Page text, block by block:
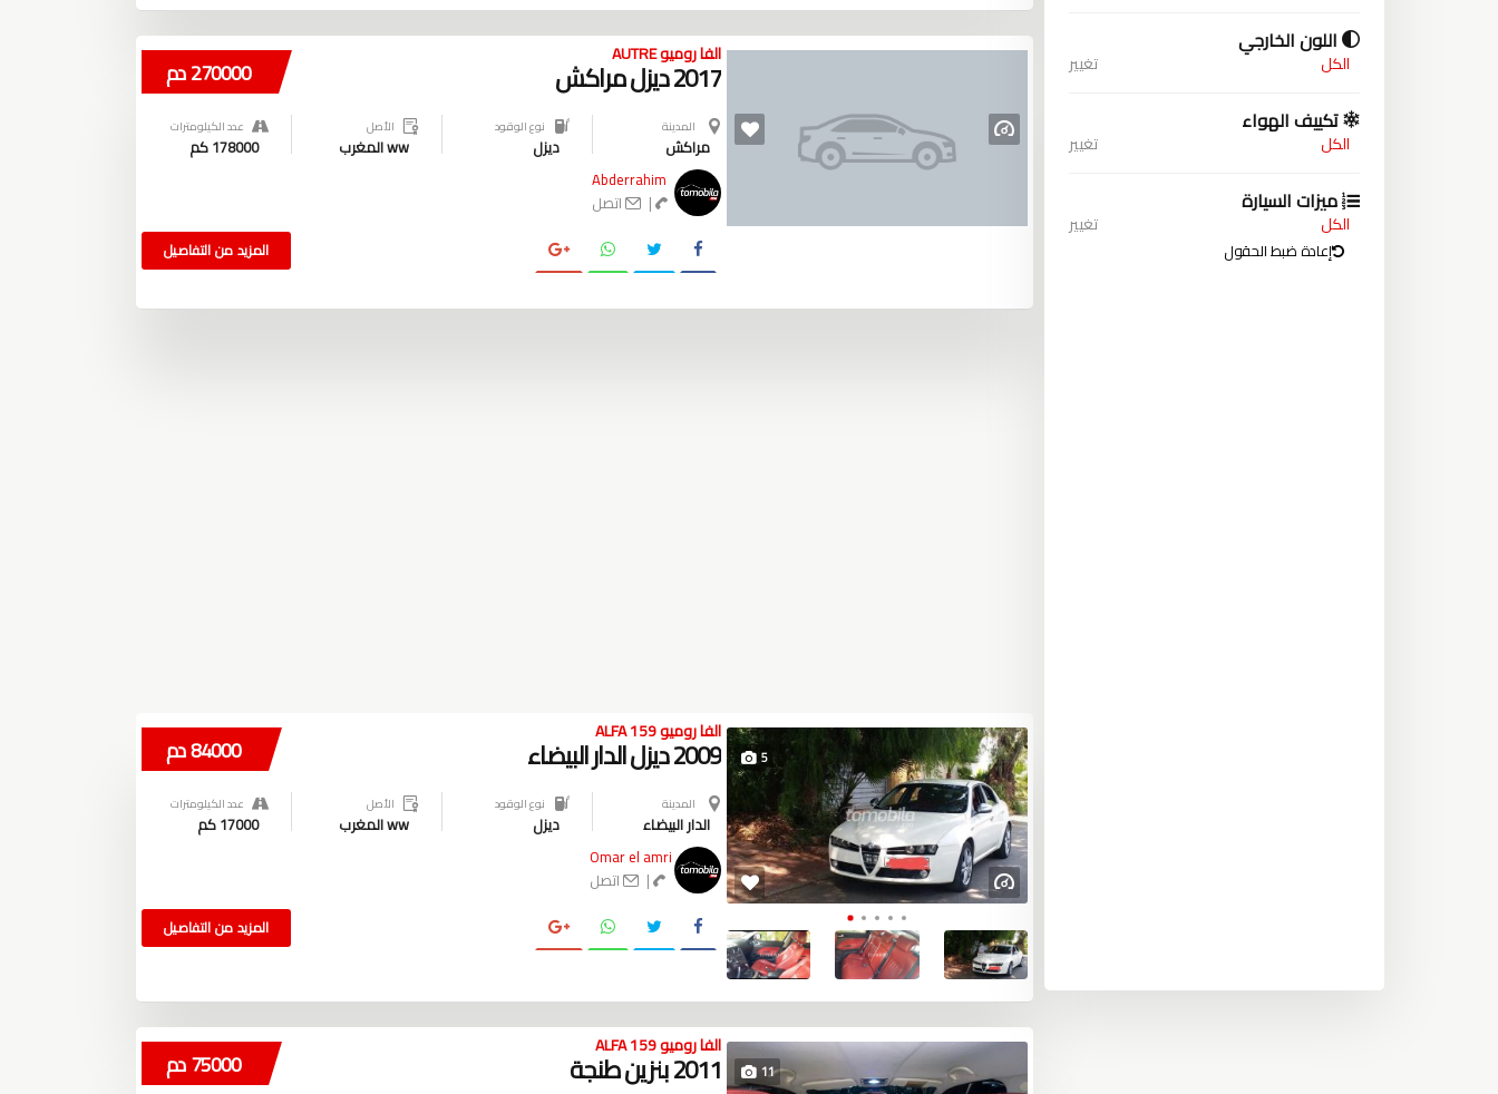
اللون الخارجي
الكل تغيير
تكييف الهواء
الكل تغيير
ميزات السيارة
الكل تغيير
إعادة ضبط الحقول
270000 دم
الفا روميو AUTRE
2017 ديزل مراكش
المدينة
مراكش
نوع الوقود
ديزل
الأصل
ww المغرب
عدد الكيلومترات
178000 كم
Abderrahim
|
اتصل
المزيد من التفاصيل
5 84000 دم
الفا روميو ALFA 159
2009 ديزل الدار البيضاء
المدينة
الدار البيضاء
نوع الوقود
ديزل
الأصل
ww المغرب
عدد الكيلومترات
17000 كم
Omar el amri
|
اتصل
المزيد من التفاصيل
11 75000 دم
الفا روميو ALFA 159
2011 بنزين طنجة